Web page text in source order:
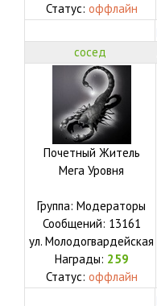
Статус: оффлайн
сосед
Почетный Житель
Мега Уровня
Группа: Модераторы
Сообщений: 13161
ул. Молодогвардейская
Награды: 259
Статус: оффлайн